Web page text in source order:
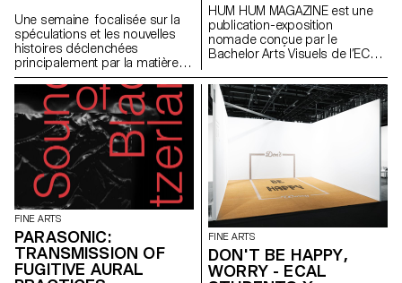
Une semaine focalisée sur la
spéculations et les nouvelles
histoires déclenchées
principalement par la matière
avec l'artiste Una Szeemann.
Les étudiant.exs ont orienté
leurs réflexions sur le pouvoir
des objets, du point de vue de
l'art, du fétichisme, de l'object
oriented ontology, de la
psychanalyse et de la magie…
HUM HUM MAGAZINE est une
publication-exposition
nomade conçue par le
Bachelor Arts Visuels de l’ECAL
la galerie parisienne Treize.
Organisée autour d'une série
d'invitations, chaque édition est
pensée par les étudiant·e·s du
une exposition facilement
diffusable et activable à l’infini. À
l’occasion du lancement de
son premier numéro, HUM
HUM MAGAZINE investit Treize à
Paris pour y déployer son
sommaire à l’échelle du lieu. Un
projet initié par Philippe
Decrauzat, Gallien Déjean et
FINE ARTS
PARASONIC:
TRANSMISSION OF
FUGITIVE AURAL
FINE ARTS
DON'T BE HAPPY,
WORRY - ECAL